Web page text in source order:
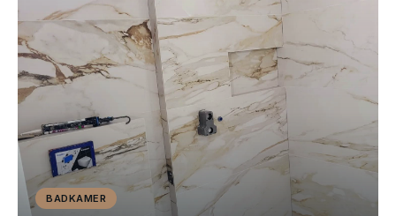
BADKAMER